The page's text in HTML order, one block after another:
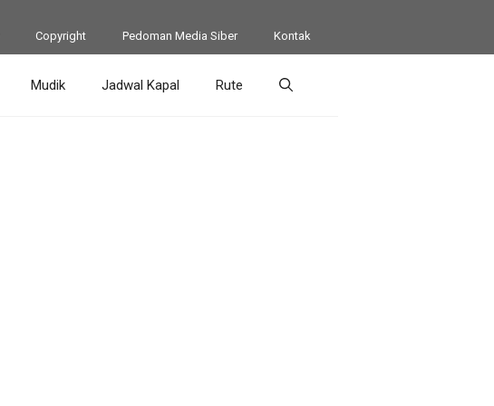
Copyright Pedoman Media Siber Kontak
Mudik Jadwal Kapal Rute